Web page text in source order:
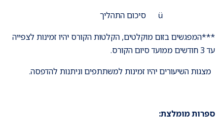
ü סיכום התהליך
***המפגשים בזום מוקלטים, הקלטות הקורס יהיו זמינות לצפייה
עד 3 חודשים ממועד סיום הקורס.
מצגות השיעורים יהיו זמינות למשתתפים וניתנות להדפסה.
ספרות מומלצת: